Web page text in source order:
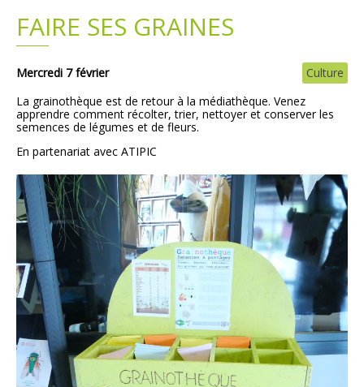
FAIRE SES GRAINES
Mercredi 7 février
Culture
La grainothèque est de retour à la médiathèque. Venez
apprendre comment récolter, trier, nettoyer et conserver les
semences de légumes et de fleurs.
En partenariat avec ATIPIC
Plans
Demandes légales
Emploi
Marchés publics
Grands projets